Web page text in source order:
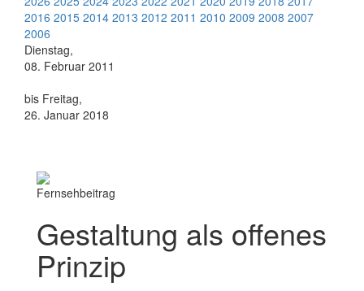
2016 2015 2014 2013 2012 2011 2010 2009 2008 2007
2006
Dienstag,
08. Februar 2011
bis Freitag,
26. Januar 2018
Fernsehbeitrag
Gestaltung als offenes
Prinzip